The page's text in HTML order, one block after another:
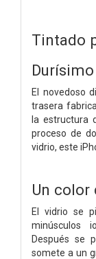
Tintado
El novedoso
trasera
la estructura
proceso de
vidrio, este
Un color
El vidrio se
minúsculos
Después se
somete a un